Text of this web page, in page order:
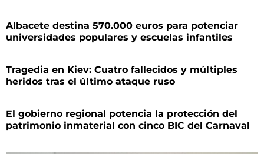
Albacete destina 570.000 euros para potenciar
universidades populares y escuelas infantiles
Tragedia en Kiev: Cuatro fallecidos y múltiples
heridos tras el último ataque ruso
El gobierno regional potencia la protección del
patrimonio inmaterial con cinco BIC del Carnaval